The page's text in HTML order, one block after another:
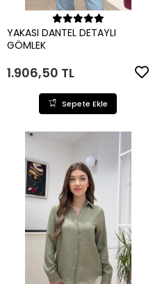
Sepete Ekle
YAKASI DANTEL DETAYLI
GÖMLEK
1.906,50 TL
Sepete Ekle